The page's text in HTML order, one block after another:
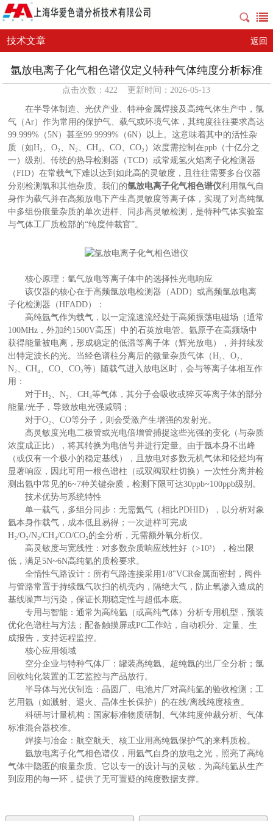
技术文章 返回
氩放电离子化气相色谱仪定义特种气体纯度分析标准
点击次数：422 更新时间：2026-05-13
在半导体制造、光伏产业、特种金属焊接及高纯气体生产中，氩
气（Ar）作为常用的保护气、载气或环境气体，其纯度往往要求高达
99.999%（5N）甚至99.9999%（6N）以上。这意味着其中的活性杂
质（如H₂、O₂、N₂、CH₄、CO、CO₂）浓度需控制在ppb（十亿分之
一）级别。传统的热导检测器（TCD）或常规氢火焰离子化检测器
（FID）在常载气下难以达到如此高的灵敏度，且往往需要多台仪器
分别检测氧和其他杂质。我们的氩放电离子化气相色谱仪利用氩气自
身作为载气并在高频放电下产生高灵敏度等离子体，实现了对高纯氩
中多组份痕量杂质的单次进样、同步高灵敏检测，是特种气体实验室
与气体工厂质检部的“纯度仲裁官”。
核心原理：氩气放电等离子体中的选择性光电响应
该仪器的核心在于高频氩放电检测器（ADD）或高频氩放电离
子化检测器（HFADD）：
高纯氩气作为载气，以一定流速流经处于高频振荡电磁场（通常
100MHz，外加约1500V高压）中的石英放电管。氩原子在高频场中
获得能量被电离，形成稳定的低温等离子体（辉光放电），并持续发
出特定波长的光。当经色谱柱分离后的微量杂质气体（H₂、O₂、
N₂、CH₄、CO、CO₂等）随载气进入放电区时，会与等离子体相互作
用：
对于H₂、N₂、CH₄等气体，其分子会吸收或猝灭等离子体的部分
能量/光子，导致放电光强减弱；
对于O₂、CO等分子，则会受激产生增强的发射光。
高灵敏度光电二极管或光电倍增管捕捉这些光强的变化（与杂质
浓度成正比），将其转换为电信号并进行定量。由于氩本身不出峰
（或仅有一个极小的稳定基线），且放电对多数无机气体和轻烃均有
显著响应，因此可用一根色谱柱（或双阀双柱切换）一次性分离并检
测出氩中常见的6~7种关键杂质，检测下限可达30ppb~100ppb级别。
技术优势与系统特性
单一载气，多组分同步：无需氦气（相比PDHID），以分析对象
氩本身作载气，成本低且易得；一次进样可完成
H₂/O₂/N₂/CH₄/CO/CO₂的全分析，无需额外氧分析仪。
高灵敏度与宽线性：对多数杂质响应线性好（>10³），检出限
低，满足5N~6N高纯氩的质检要求。
全惰性气路设计：所有气路连接采用1/8"VCR金属面密封，阀件
与管路常置于持续氩气吹扫的机壳内，隔绝大气，防止氧渗入造成的
基线噪声与污染，保证长期稳定性与超低本底。
专用与智能：通常为高纯氩（或高纯气体）分析专用机型，预装
优化色谱柱与方法；配备触摸屏或PC工作站，自动积分、定量、生
成报告，支持远程监控。
核心应用领域
空分企业与特种气体厂：罐装高纯氩、超纯氩的出厂全分析；氩
回收纯化装置的工艺监控与产品放行。
半导体与光伏制造：晶圆厂、电池片厂对高纯氩的验收检测；工
艺用氩（如溅射、退火、晶体生长保护）的在线/离线纯度核查。
科研与计量机构：国家标准物质研制、气体纯度仲裁分析、气体
标准混合器校准。
焊接与冶金：航空航天、核工业用高纯氩保护气的来料质检。
氩放电离子化气相色谱仪，用氩气自身的放电之光，照亮了高纯
气体中隐匿的痕量杂质。它以专一的设计与的灵敏，为高纯氩从生产
到应用的每一环，提供了无可置疑的纯度数据支撑。